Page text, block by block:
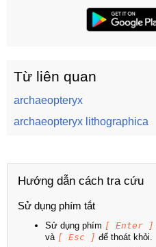
Từ liên quan
archaeopteryx
archaeopteryx lithographica
Hướng dẫn cách tra cứu
Sử dụng phím tắt
Sử dụng phím [ Enter ]
và [ Esc ] để thoát khỏi.